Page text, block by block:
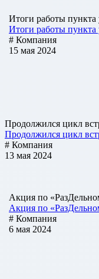
Итоги работы
Итоги работы
# Компания
15 мая 2024
Продолжился цикл
Продолжился цикл
# Компания
13 мая 2024
Акция по
Акция по
# Компания
6 мая 2024